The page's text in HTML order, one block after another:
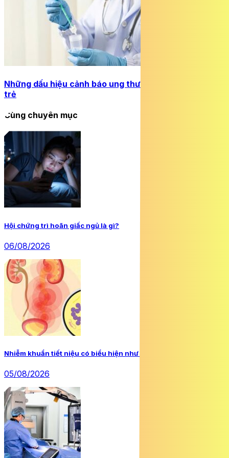
Những dấu hiệu cảnh báo ung thư cổ tử cung ở phụ nữ
trẻ
Cùng chuyên mục
Hội chứng trì hoãn giấc ngủ là gì?
06/08/2026
Nhiễm khuẩn tiết niệu có biểu hiện như thế nào?
05/08/2026